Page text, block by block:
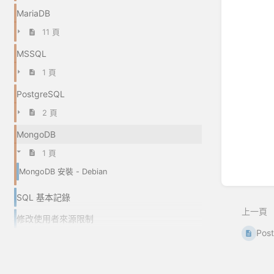
MariaDB
11 頁
MSSQL
1 頁
PostgreSQL
2 頁
MongoDB
1 頁
MongoDB 安裝 - Debian
SQL 基本記錄
修改使用者來源限制
上一頁